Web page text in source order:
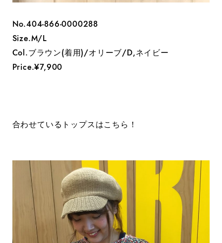
No.404-866-0000288
Size.M/L
Col.ブラウン(着用)/オリーブ/D,ネイビー
Price.¥7,900
合わせているトップスはこちら！